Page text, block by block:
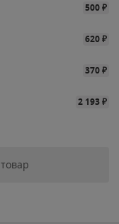
500₽
620₽
370₽
2 193₽